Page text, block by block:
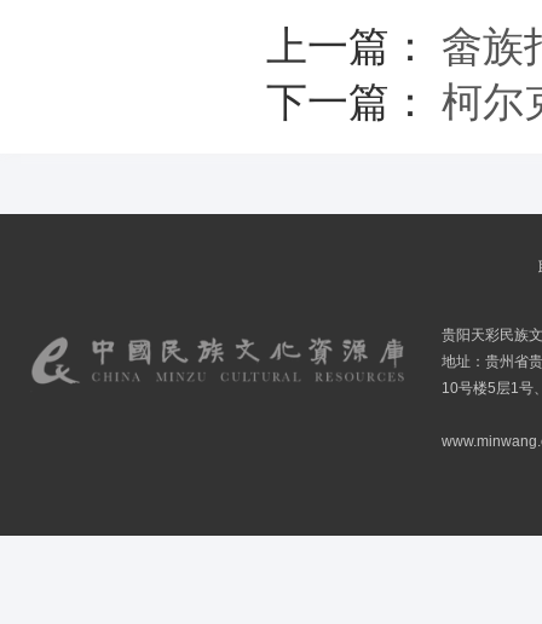
上一篇： 畲族
下一篇： 柯尔
贵阳天彩民族
地址：贵州省
10号楼5层1号